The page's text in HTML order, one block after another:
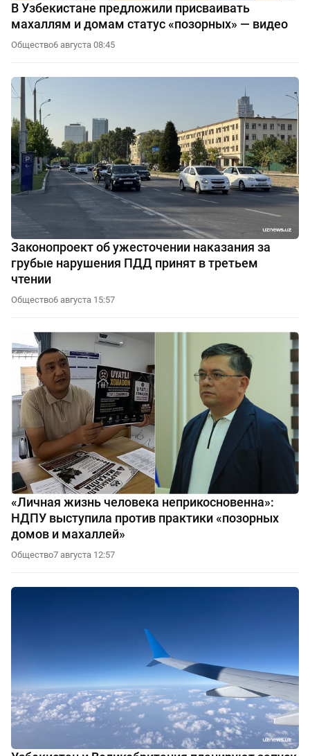
В Узбекистане предложили присваивать
махаллям и домам статус «позорных» — видео
Общество6 августа 08:45
Законопроект об ужесточении наказания за
грубые нарушения ПДД принят в третьем
чтении
Общество6 августа 15:57
«Личная жизнь человека неприкосновенна»:
НДПУ выступила против практики «позорных
домов и махаллей»
Общество7 августа 12:57